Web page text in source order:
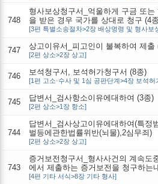
748
형사보상청구서_억울하게 구금 또는
을 받은 경우 국가를 상대로 청구 (4
[3편 특별소송절차>2장 배상명령 및 형사보
747 상고이유서_피고인이 불복하여 제출
[2편 상소>2장 상고]
746 보석청구서, 보석허가청구서 (8종)
[1편 고소·수사 및 1심 공판단계>4장 보석허
745 답변서_검사항소이유에대하여 (3종)
[2편 상소>1장 항소]
744
답변서_검사상고이유에대하여(특정
벌등에관한법률위반(뇌물),2심무죄)
[2편 상소>2장 상고]
743
증거보전청구서_형사사건의 계속도
에서 제출하는 증거보전을 청구하는
[4편 기타 서식>8장 기타 형사]